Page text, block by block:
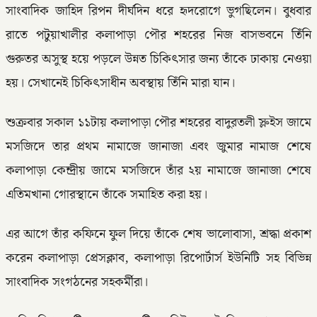
সাংবাদিক জাহিদ রিপন দীর্ঘদিন ধরে হৃদরোগে ভুগছিলেন। বুধবার
রাতে পটুয়াখালীর কলাপাড়া পৌর শহরের নিজ বাসভবনে তিঁনি
গুরুতর অসুস্থ হয়ে পড়লে উন্নত চিকিৎসার জন্য তাঁকে ঢাকায় নেওয়া
হয়। সেখানেই চিকিৎসাধীন অবস্থায় তিঁনি মারা যান।
শুক্রবার সকাল ১১টায় কলাপাড়া পৌর শহরের বাদুরতলী স্লুইস জামে
মসজিদে তার প্রথম নামাজে জানাজা এবং জুমার নামাজ শেষে
কলাপাড়া কেন্দ্রীয় জামে মসজিদে তাঁর ২য় নামাজে জানাজা শেষে
এতিমখানা গোরস্থানে তাঁকে সমাহিত করা হয়।
এর আগে তাঁর কফিনে ফুল দিয়ে তাঁকে শেষ ভালোবাসা, শ্রদ্ধা প্রকাশ
করেন কলাপাড়া প্রেসক্লাব, কলাপাড়া রিপোর্টার্স ইউনিটি সহ বিভিন্ন
সাংবাদিক সংগঠনের সহকর্মীরা।